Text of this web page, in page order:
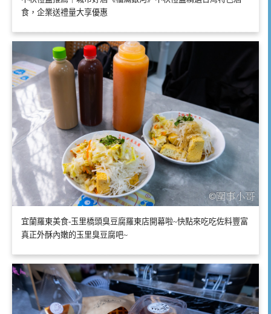
食，企業送禮量大享優惠
宜蘭羅東美食-玉里橋頭臭豆腐羅東店開幕啦~快點來吃吃佐料豐富
真正外酥內嫩的玉里臭豆腐吧~